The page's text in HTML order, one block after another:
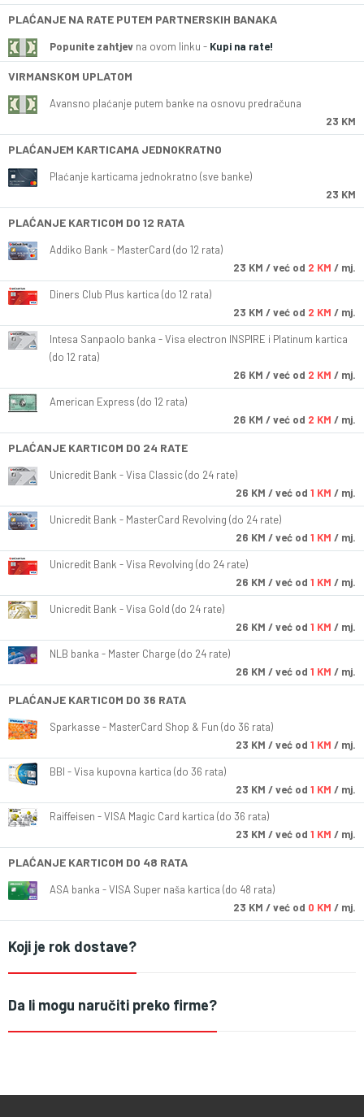
PLAĆANJE NA RATE PUTEM PARTNERSKIH BANAKA
Popunite zahtjev na ovom linku - Kupi na rate!
VIRMANSKOM UPLATOM
Avansno plaćanje putem banke na osnovu predračuna
23 KM
PLAĆANJEM KARTICAMA JEDNOKRATNO
Plaćanje karticama jednokratno (sve banke)
23 KM
PLAĆANJE KARTICOM DO 12 RATA
Addiko Bank - MasterCard (do 12 rata)
23 KM / već od 2 KM / mj.
Diners Club Plus kartica (do 12 rata)
23 KM / već od 2 KM / mj.
Intesa Sanpaolo banka - Visa electron INSPIRE i Platinum kartica
(do 12 rata)
26 KM / već od 2 KM / mj.
American Express (do 12 rata)
26 KM / već od 2 KM / mj.
PLAĆANJE KARTICOM DO 24 RATE
Unicredit Bank - Visa Classic (do 24 rate)
26 KM / već od 1 KM / mj.
Unicredit Bank - MasterCard Revolving (do 24 rate)
26 KM / već od 1 KM / mj.
Unicredit Bank - Visa Revolving (do 24 rate)
26 KM / već od 1 KM / mj.
Unicredit Bank - Visa Gold (do 24 rate)
26 KM / već od 1 KM / mj.
NLB banka - Master Charge (do 24 rate)
26 KM / već od 1 KM / mj.
PLAĆANJE KARTICOM DO 36 RATA
Sparkasse - MasterCard Shop & Fun (do 36 rata)
23 KM / već od 1 KM / mj.
BBI - Visa kupovna kartica (do 36 rata)
23 KM / već od 1 KM / mj.
Raiffeisen - VISA Magic Card kartica (do 36 rata)
23 KM / već od 1 KM / mj.
PLAĆANJE KARTICOM DO 48 RATA
ASA banka - VISA Super naša kartica (do 48 rata)
23 KM / već od 0 KM / mj.
Koji je rok dostave?
Da li mogu naručiti preko firme?